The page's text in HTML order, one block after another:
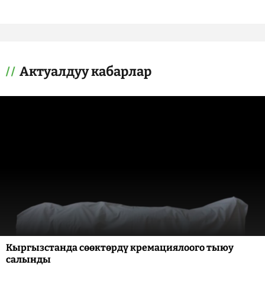
Актуалдуу кабарлар
Кыргызстанда сөөктөрдү кремациялоого тыюу
салынды